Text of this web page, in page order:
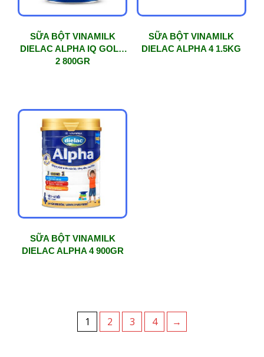
SỮA BỘT VINAMILK
DIELAC ALPHA IQ GOLD
2 800GR
SỮA BỘT VINAMILK
DIELAC ALPHA 4 1.5KG
SỮA BỘT VINAMILK
DIELAC ALPHA 4 900GR
1 2 3 4 →